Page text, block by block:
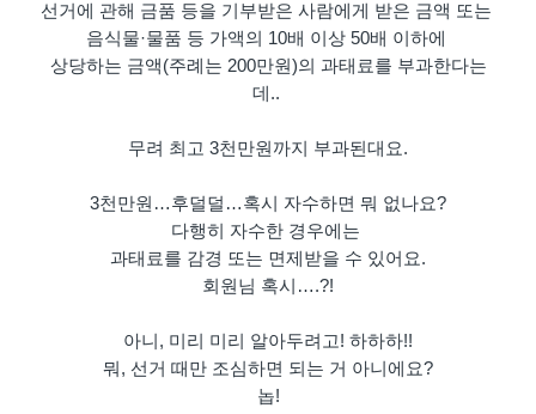
선거에 관해 금품 등을 기부받은 사람에게 받은 금액 또는
음식물·물품 등 가액의 10배 이상 50배 이하에
상당하는 금액(주례는 200만원)의 과태료를 부과한다는
데..
무려 최고 3천만원까지 부과된대요.
3천만원…후덜덜…혹시 자수하면 뭐 없나요?
다행히 자수한 경우에는
과태료를 감경 또는 면제받을 수 있어요.
회원님 혹시….?!
아니, 미리 미리 알아두려고! 하하하!!
뭐, 선거 때만 조심하면 되는 거 아니에요?
놉!